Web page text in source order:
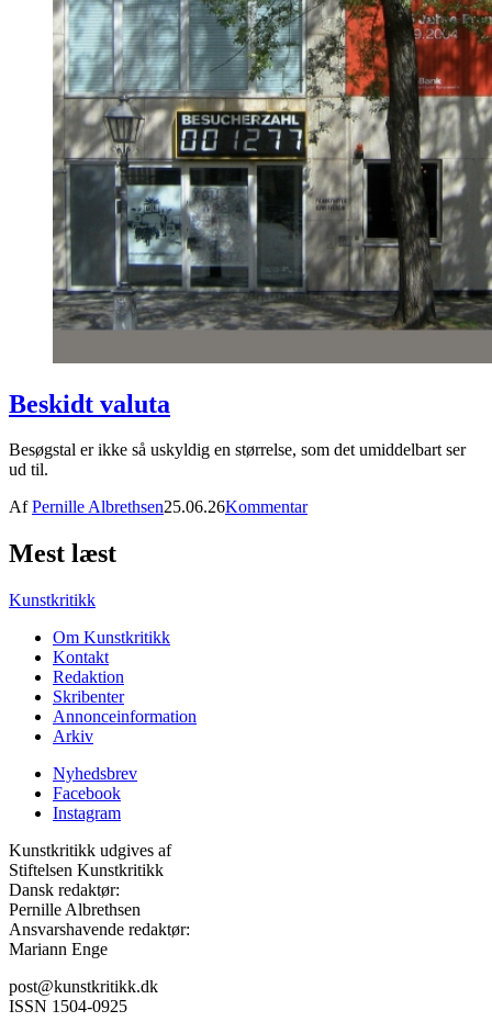
Beskidt valuta
Besøgstal er ikke så uskyldig en størrelse, som det umiddelbart ser
ud til.
AfPernille Albrethsen25.06.26Kommentar
Mest læst
Kunstkritikk
Om Kunstkritikk
Kontakt
Redaktion
Skribenter
Annonceinformation
Arkiv
Nyhedsbrev
Facebook
Instagram
Kunstkritikk udgives af
Stiftelsen Kunstkritikk
Dansk redaktør:
Pernille Albrethsen
Ansvarshavende redaktør:
Mariann Enge
post@kunstkritikk.dk
ISSN 1504-0925